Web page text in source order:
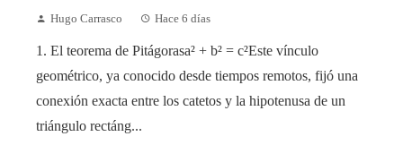
Hugo Carrasco Hace 6 días
1. El teorema de Pitágorasa² + b² = c²Este vínculo
geométrico, ya conocido desde tiempos remotos, fijó una
conexión exacta entre los catetos y la hipotenusa de un
triángulo rectáng...